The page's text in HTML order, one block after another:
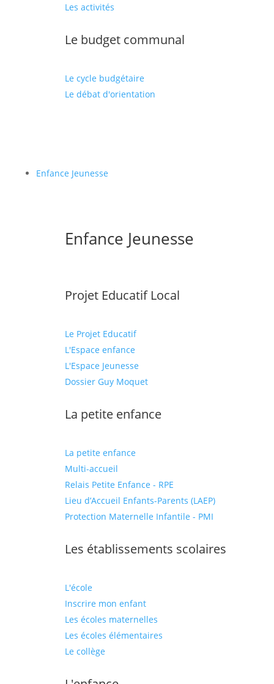
Les activités
Le budget communal
Le cycle budgétaire
Le débat d'orientation
Enfance Jeunesse
Enfance Jeunesse
Projet Educatif Local
Le Projet Educatif
L'Espace enfance
L'Espace Jeunesse
Dossier Guy Moquet
La petite enfance
La petite enfance
Multi-accueil
Relais Petite Enfance - RPE
Lieu d’Accueil Enfants-Parents (LAEP)
Protection Maternelle Infantile - PMI
Les établissements scolaires
L'école
Inscrire mon enfant
Les écoles maternelles
Les écoles élémentaires
Le collège